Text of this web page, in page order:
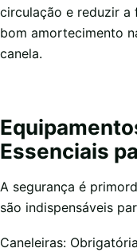
circulação e reduzir a
bom amortecimento
canela.
Essenciais
A segurança é
são indispensáveis
Caneleiras: